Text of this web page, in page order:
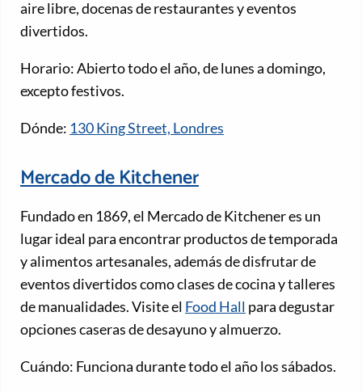
aire libre, docenas de restaurantes y eventos
divertidos.
Horario: Abierto todo el año, de lunes a domingo,
excepto festivos.
Dónde: 130 King Street, Londres
Mercado de Kitchener
Fundado en 1869, el Mercado de Kitchener es un
lugar ideal para encontrar productos de temporada
y alimentos artesanales, además de disfrutar de
eventos divertidos como clases de cocina y talleres
de manualidades. Visite el Food Hall para degustar
opciones caseras de desayuno y almuerzo.
Cuándo: Funciona durante todo el año los sábados.